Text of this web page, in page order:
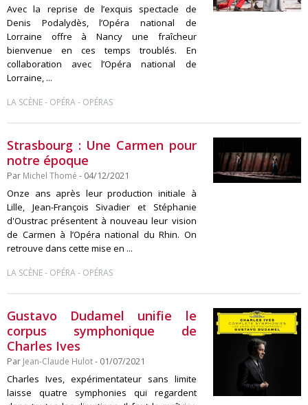
Avec la reprise de l’exquis spectacle de
Denis Podalydès, l’Opéra national de
Lorraine offre à Nancy une fraîcheur
bienvenue en ces temps troublés. En
collaboration avec l’Opéra national de
Lorraine, ...
LA SCÈNE- OPÉRA- OPÉRAS
Strasbourg : Une Carmen pour
notre époque
Par Michel Thomé - 04/12/2021
Onze ans après leur production initiale à
Lille, Jean-François Sivadier et Stéphanie
d'Oustrac présentent à nouveau leur vision
de Carmen à l’Opéra national du Rhin. On
retrouve dans cette mise en ...
LA SCÈNE- OPÉRA- OPÉRAS
Gustavo Dudamel unifie le
corpus symphonique de
Charles Ives
Par Jean-Claude Hulot- 01/07/2021
Charles Ives, expérimentateur sans limite
laisse quatre symphonies qui regardent